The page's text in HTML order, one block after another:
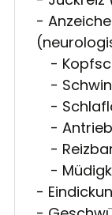
-
-
-
-
-
-
-
-